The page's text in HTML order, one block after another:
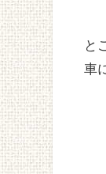
と
車